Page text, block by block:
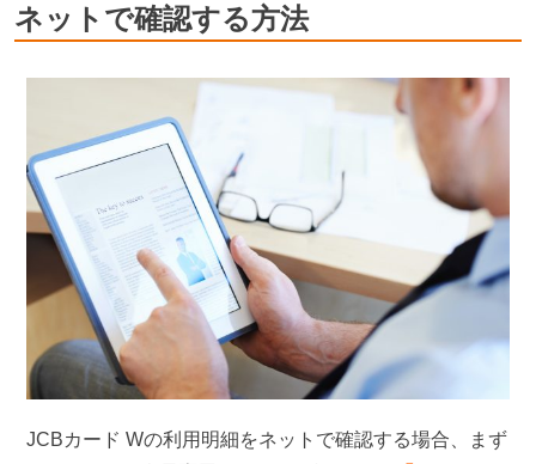
ネットで確認する方法
JCBカード Wの利用明細をネットで確認する場合、まず